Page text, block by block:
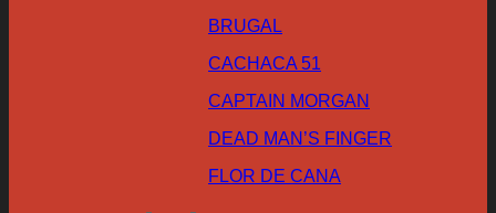
BRUGAL
CACHACA 51
CAPTAIN MORGAN
DEAD MAN’S FINGER
FLOR DE CANA